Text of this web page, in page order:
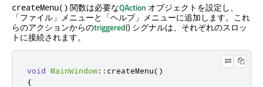
createMenu() 関数は必要なQAction オブジェクトを設定し、
「ファイル」メニューと「ヘルプ」メニューに追加します。これ
らのアクションからのtriggered() シグナルは、それぞれのスロッ
トに接続されます。
void MainWindow:: createMenu()
{